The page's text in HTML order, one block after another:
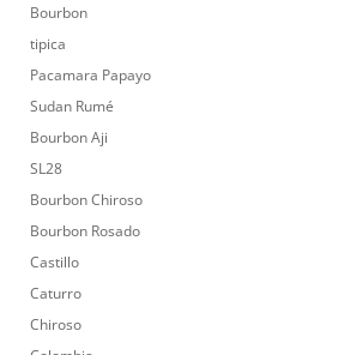
Bourbon
tipica
Pacamara Papayo
Sudan Rumé
Bourbon Aji
SL28
Bourbon Chiroso
Bourbon Rosado
Castillo
Caturro
Chiroso